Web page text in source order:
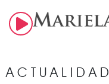
ACTUALIDAD